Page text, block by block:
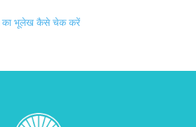
का भूलेख कैसे चेक करें